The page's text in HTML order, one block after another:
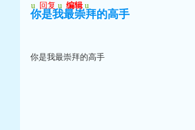
u 回复 u 编辑 u
你是我最崇拜的高手
你是我最崇拜的高手